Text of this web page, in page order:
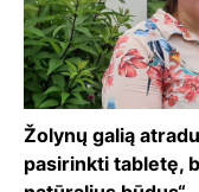
Žolynų galią
pasirinkti tabletę,